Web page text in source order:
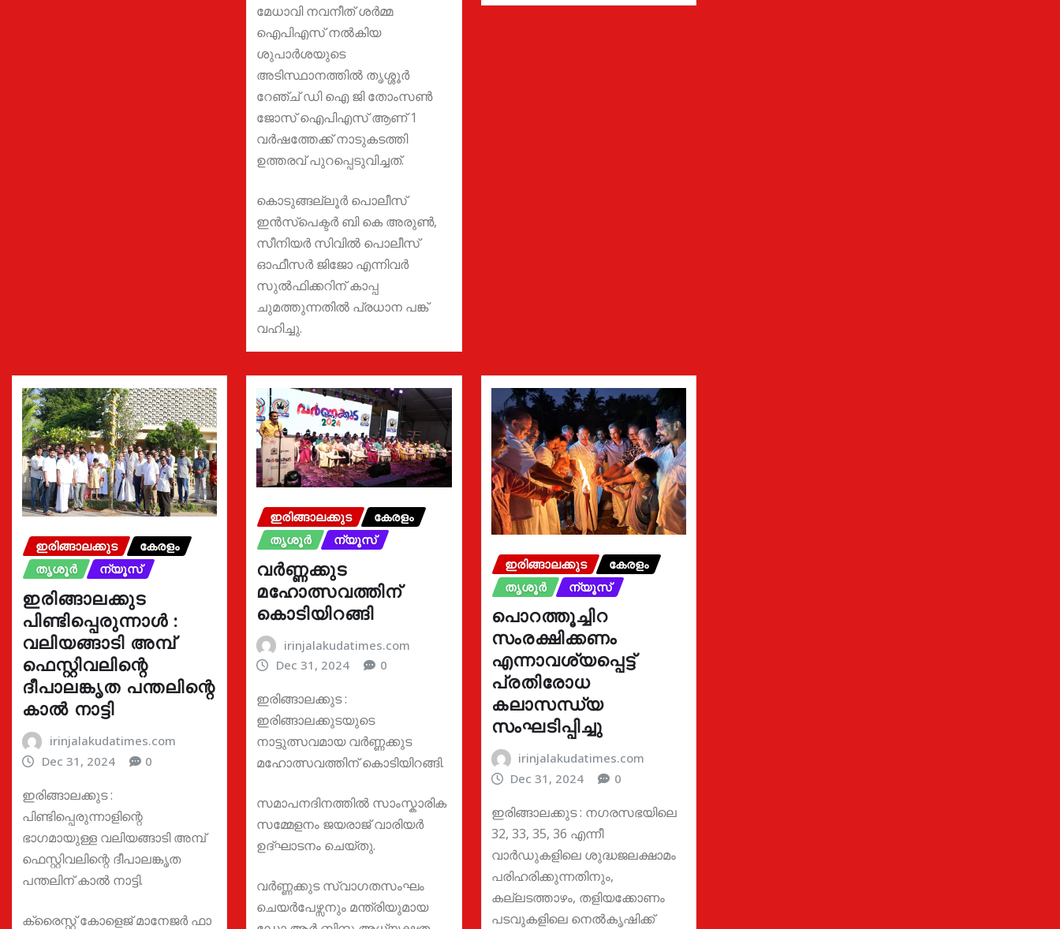
മേധാവി നവനീത് ശര്‍മ്മ
ഐപിഎസ് നൽകിയ
ശുപാര്‍ശയുടെ
അടിസ്ഥാനത്തില്‍ തൃശ്ശൂർ
റേഞ്ച് ഡി ഐ ജി തോംസണ്‍
ജോസ് ഐപിഎസ് ആണ് 1
വര്‍ഷത്തേക്ക് നാടുകടത്തി
ഉത്തരവ് പുറപ്പെടുവിച്ചത്.
കൊടുങ്ങല്ലൂര്‍ പൊലീസ്
ഇന്‍സ്പെക്ടര്‍ ബി കെ അരുണ്‍,
സീനിയര്‍ സിവില്‍ പൊലീസ്
ഓഫീസര്‍ ജിജോ എന്നിവര്‍
സുല്‍ഫിക്കറിന് കാപ്പ
ചുമത്തുന്നതിൽ പ്രധാന പങ്ക്
വഹിച്ചു.
ഇരിങ്ങാലക്കുട
കേരളം
തൃശൂർ
ന്യൂസ്
ഇരിങ്ങാലക്കുട
പിണ്ടിപ്പെരുന്നാൾ :
വലിയങ്ങാടി അമ്പ്
ഫെസ്റ്റിവലിന്റെ
ദീപാലങ്കൃത പന്തലിന്റെ
കാല്‍ നാട്ടി
irinjalakudatimes.com
Dec 31, 2024
0
ഇരിങ്ങാലക്കുട :
പിണ്ടിപ്പെരുന്നാളിന്റെ
ഭാഗമായുള്ള വലിയങ്ങാടി അമ്പ്
ഫെസ്റ്റിവലിന്റെ ദീപാലങ്കൃത
പന്തലിന് കാല്‍ നാട്ടി.
ക്രൈസ്റ്റ് കോളെജ് മാനേജര്‍ ഫാ
ഇരിങ്ങാലക്കുട
കേരളം
തൃശൂർ
ന്യൂസ്
വർണ്ണക്കുട
മഹോത്സവത്തിന്
കൊടിയിറങ്ങി
irinjalakudatimes.com
Dec 31, 2024
0
ഇരിങ്ങാലക്കുട :
ഇരിങ്ങാലക്കുടയുടെ
നാട്ടുത്സവമായ വർണ്ണക്കുട
മഹോത്സവത്തിന് കൊടിയിറങ്ങി.
സമാപനദിനത്തിൽ സാംസ്കാരിക
സമ്മേളനം ജയരാജ് വാരിയർ
ഉദ്ഘാടനം ചെയ്തു.
വർണ്ണക്കുട സ്വാഗതസംഘം
ചെയർപേഴ്സനും മന്ത്രിയുമായ
ഇരിങ്ങാലക്കുട
കേരളം
തൃശൂർ
ന്യൂസ്
പൊറത്തൂച്ചിറ
സംരക്ഷിക്കണം
എന്നാവശ്യപ്പെട്ട്
പ്രതിരോധ
കലാസന്ധ്യ
സംഘടിപ്പിച്ചു
irinjalakudatimes.com
Dec 31, 2024
0
ഇരിങ്ങാലക്കുട : നഗരസഭയിലെ
32, 33, 35, 36 എന്നീ
വാർഡുകളിലെ ശുദ്ധജലക്ഷാമം
പരിഹരിക്കുന്നതിനും,
കല്ലടത്താഴം, തളിയക്കോണം
പടവുകളിലെ നെൽകൃഷിക്ക്